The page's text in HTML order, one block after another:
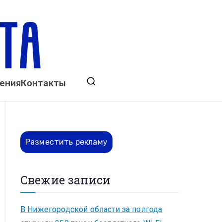
Выкса. Муром. Кулебаки. Навашино,
Контакты
Разместить рекламу
Свежие записи
В Нижегородской области за полгода